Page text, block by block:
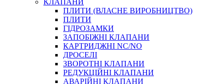
ХОМУТИКЛАПАНИ
ПЛИТИ (ВЛАСНЕ ВИРОБНИЦТВО)
ПЛИТИ
ГІДРОЗАМКИ
ЗАПОБІЖНІ КЛАПАНИ
КАРТРИДЖНІ NC/NO
ДРОСЕЛІ
ЗВОРОТНІ КЛАПАНИ
РЕДУКЦІЙНІ КЛАПАНИ
АВАРІЙНІ КЛАПАНИ